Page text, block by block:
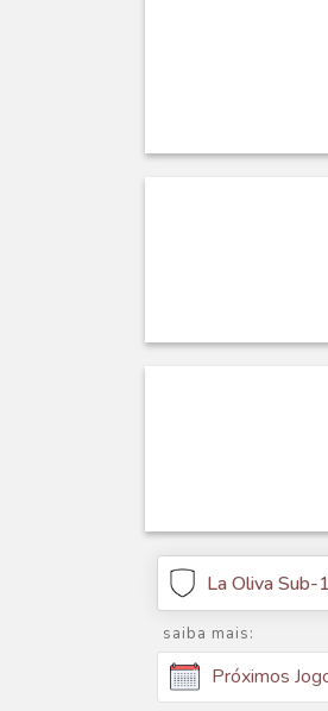
La Oliva Sub-
saiba mais:
Próximos